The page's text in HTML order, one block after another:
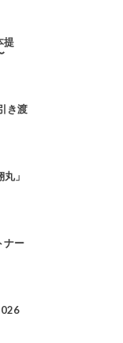
提
き渡
」
ナー